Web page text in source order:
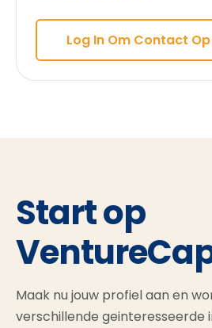
Log In Om Contact
Start op
Maak nu jouw profiel aan en
verschillende geinteresseerde